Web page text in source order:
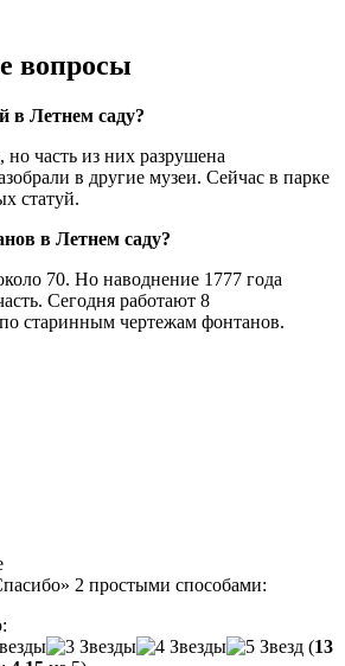
вопросы
в Летнем саду?
часть из них разрушена
в другие музеи. Сейчас в парке
статуй.
в Летнем саду?
70. Но наводнение 1777 года
Сегодня работают 8
старинным чертежам фонтанов.
2 простыми способами:
(13